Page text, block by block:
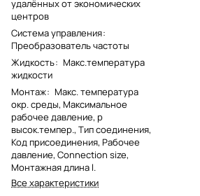
удалённых от экономических
центров
Система управления:
Преобразователь частоты
Жидкость: Макс.температура
жидкости
Монтаж: Макс. температура
окр. среды, Максимальное
рабочее давление, p
высок.темпер., Тип соединения,
Код присоединения, Рабочее
давление, Connection size,
Монтажная длина l.
Все характеристики